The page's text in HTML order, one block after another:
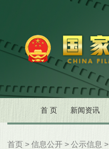
首 页 新闻资讯
首页 > 信息公开 > 公示信息 >